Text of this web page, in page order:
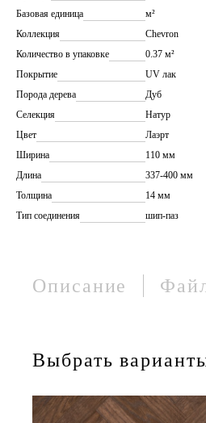
Базовая единица
м²
Коллекция
Chevron
Количество в упаковке
0.37 м²
Покрытие
UV лак
Порода дерева
Дуб
Селекция
Натур
Цвет
Лаэрт
Ширина
110 мм
Длина
337-400 мм
Толщина
14 мм
Тип соединения
шип-паз
Описание
Выбрать